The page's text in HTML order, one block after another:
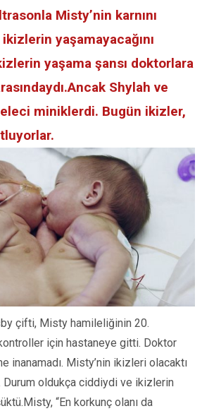
Misty’nin karnını
yaşamayacağını
yaşama şansı doktorlara
Shylah ve
miniklerdi. Bugün ikizler,
çifti, Misty hamileliğinin 20.
için hastaneye gitti. Doktor
inanamadı. Misty’nin ikizleri olacaktı
Durum oldukça ciddiydi ve ikizlerin
“En korkunç olanı da